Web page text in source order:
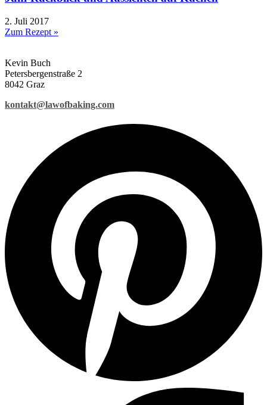
2. Juli 2017
Zum Rezept »
Kevin Buch
Petersbergenstraße 2
8042 Graz
kontakt@lawofbaking.com